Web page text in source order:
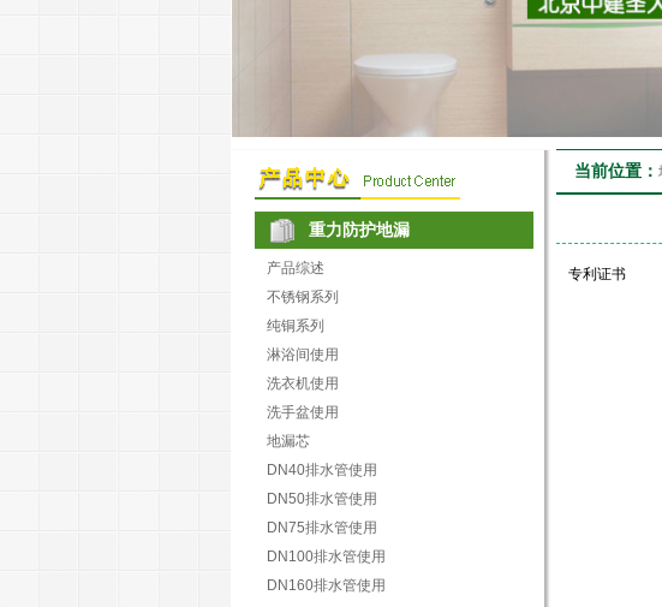
重力防护地漏
产品综述
不锈钢系列
纯铜系列
淋浴间使用
洗衣机使用
洗手盆使用
地漏芯
DN40排水管使用
DN50排水管使用
DN75排水管使用
DN100排水管使用
DN160排水管使用
当前位置：
专利证书